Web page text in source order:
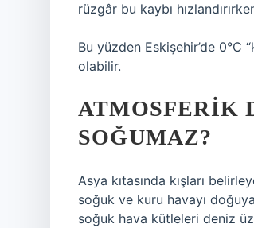
rüzgâr bu kaybı
Bu yüzden Eskişehir’de 0°C
olabilir.
ATMOSFERIK
SOĞUMAZ?
Asya kıtasında kışları
soğuk ve kuru havayı
soğuk hava kütleleri deniz